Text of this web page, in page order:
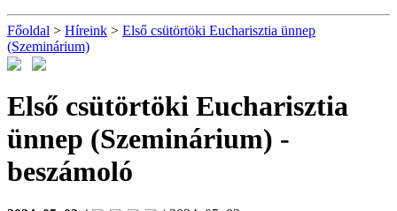
Főoldal > Híreink > Első csütörtöki Eucharisztia ünnep
(Szeminárium)
Első csütörtöki Eucharisztia
ünnep (Szeminárium) -
beszámoló